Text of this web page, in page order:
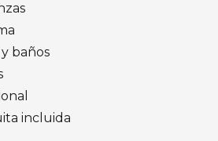
y baños
incluida